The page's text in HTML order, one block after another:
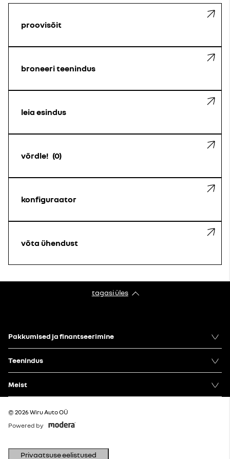
proovisõit
broneeri teenindus
leia esindus
võrdle! 0
konfiguraator
võta ühendust
tagasi üles
Pakkumised ja finantseerimine
Teenindus
Meist
© 2026 Wiru Auto OÜ
Powered by